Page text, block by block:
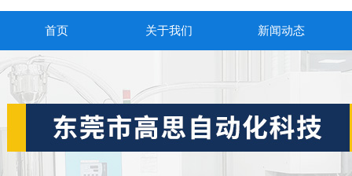
首页 关于我们 新闻动态